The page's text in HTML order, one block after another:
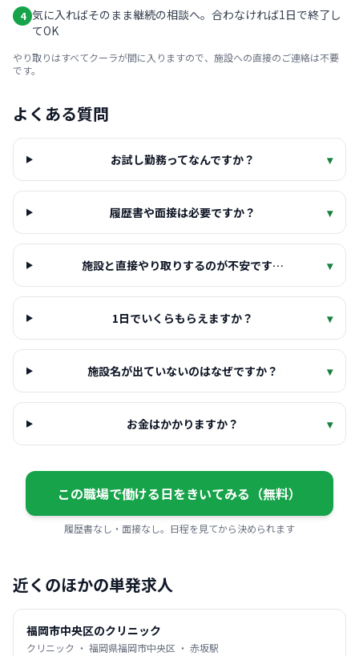
4 気に入ればそのまま継続の相談へ。合わなければ1日で終了し
てOK
やり取りはすべてクーラが間に入りますので、施設への直接のご連絡は不要
です。
よくある質問
お試し勤務ってなんですか？ ▾
履歴書や面接は必要ですか？ ▾
施設と直接やり取りするのが不安です… ▾
1日でいくらもらえますか？ ▾
施設名が出ていないのはなぜですか？ ▾
お金はかかりますか？ ▾
この職場で働ける日をきいてみる（無料）
履歴書なし・面接なし。日程を見てから決められます
近くのほかの単発求人
福岡市中央区のクリニック
クリニック ・ 福岡県福岡市中央区 ・ 赤坂駅